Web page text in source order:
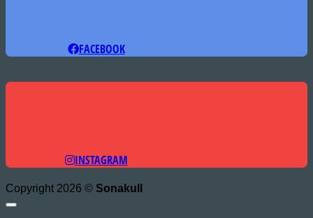
FACEBOOK
INSTAGRAM
Copyright 2026 © Sonakull